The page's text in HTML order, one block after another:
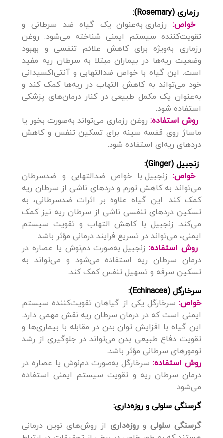
رزماری (Rosemary):
خواص: رزماری به‌عنوان یک گیاه ضد سرطانی و
تقویت‌کننده سیستم ایمنی شناخته می‌شود. روغن
رزماری به‌ویژه برای کاهش علائم تنفسی و بهبود
وضعیت ریه‌ها در بیماران مبتلا به سرطان ریه مفید
است. این گیاه با خواص ضدالتهابی و آنتی‌اکسیدانی
خود می‌تواند به کاهش التهاب در ریه‌ها کمک کند و
به‌عنوان یک مکمل طبیعی در کنار درمان‌های پزشکی
استفاده شود.
روش استفاده: روغن رزماری می‌تواند به‌صورت بخور یا
ماساژ روی قفسه سینه برای تسکین تنفس و کاهش
دردهای ریه‌ای استفاده شود.
زنجبیل (Ginger):
خواص: زنجبیل با خواص ضدالتهابی و ضدسرطان
می‌تواند به کاهش تورم و دردهای ناشی از سرطان ریه
کمک کند. این گیاه علاوه بر اثرات ضدسرطانی، به
تسکین دردهای تنفسی ناشی از سرطان ریه نیز کمک
می‌کند. زنجبیل با کاهش التهاب و تقویت سیستم
ایمنی، می‌تواند در تسریع فرایند درمانی مؤثر باشد.
روش استفاده: زنجبیل به‌صورت دم‌نوش یا عصاره در
درمان سرطان ریه استفاده می‌شود و می‌تواند به
تسکین سرفه و تسهیل تنفس کمک کند.
سرخارگل (Echinacea):
خواص: سرخارگل یکی از گیاهان تقویت‌کننده سیستم
ایمنی است که در درمان سرطان ریه نقش مهمی دارد.
این گیاه با افزایش توان بدن در مقابله با بیماری‌ها و
تقویت دفاع طبیعی بدن می‌تواند در جلوگیری از رشد
تومورهای سرطانی مؤثر باشد.
روش استفاده: سرخارگل به‌صورت دم‌نوش یا عصاره در
درمان سرطان ریه و تقویت سیستم ایمنی استفاده
می‌شود.
گرسنگی سلولی و روزه‌داری:
گرسنگی سلولیو روزه‌داریاز روش‌های نوین درمانی